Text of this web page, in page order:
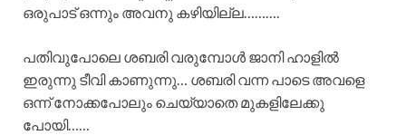
ഒരുപാട് ഒന്നും അവനു കഴിയില്ല……….
പതിവുപോലെ ശബരി വരുമ്പോൾ ജാനി ഹാളിൽ
ഇരുന്നു ടീവി കാണുന്നു… ശബരി വന്ന പാടെ അവളെ
ഒന്ന് നോക്കപോലും ചെയ്യാതെ മുകളിലേക്കു
പോയി……